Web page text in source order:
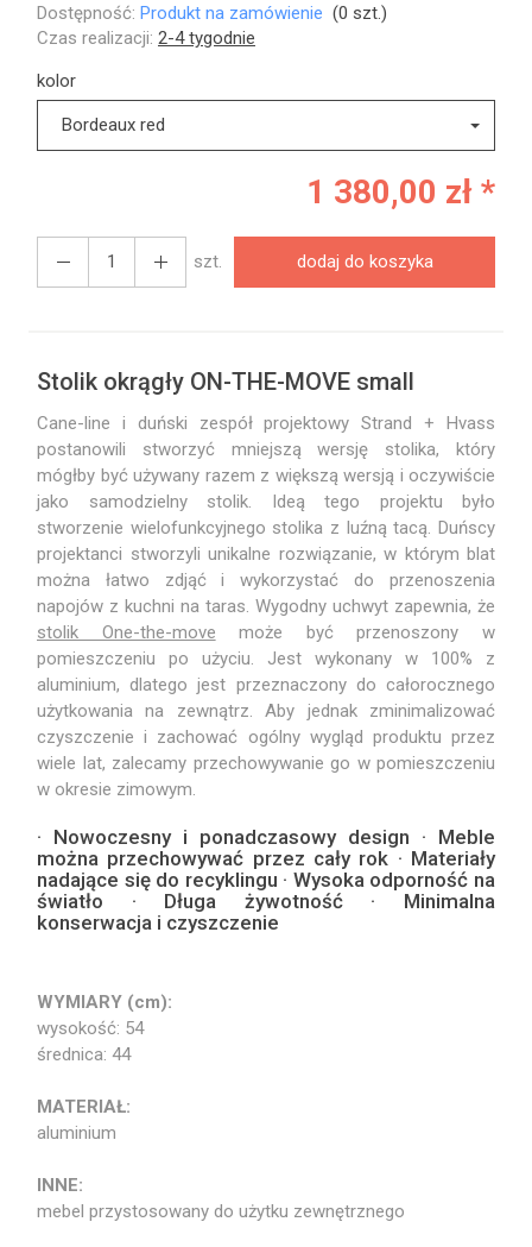
Dostępność: Produkt na zamówienie (0 szt.)
Czas realizacji: 2-4 tygodnie
kolor
Bordeaux red
1 380,00 zł *
szt. dodaj do koszyka
Stolik okrągły ON-THE-MOVE small
Cane-line i duński zespół projektowy Strand + Hvass
postanowili stworzyć mniejszą wersję stolika, który
mógłby być używany razem z większą wersją i oczywiście
jako samodzielny stolik. Ideą tego projektu było
stworzenie wielofunkcyjnego stolika z luźną tacą. Duńscy
projektanci stworzyli unikalne rozwiązanie, w którym blat
można łatwo zdjąć i wykorzystać do przenoszenia
napojów z kuchni na taras. Wygodny uchwyt zapewnia, że
stolik One-the-move może być przenoszony w
pomieszczeniu po użyciu. Jest wykonany w 100% z
aluminium, dlatego jest przeznaczony do całorocznego
użytkowania na zewnątrz. Aby jednak zminimalizować
czyszczenie i zachować ogólny wygląd produktu przez
wiele lat, zalecamy przechowywanie go w pomieszczeniu
w okresie zimowym.
· Nowoczesny i ponadczasowy design · Meble
można przechowywać przez cały rok · Materiały
nadające się do recyklingu · Wysoka odporność na
światło · Długa żywotność · Minimalna
konserwacja i czyszczenie
WYMIARY (cm):
wysokość: 54
średnica: 44
MATERIAŁ:
aluminium
INNE:
mebel przystosowany do użytku zewnętrznego